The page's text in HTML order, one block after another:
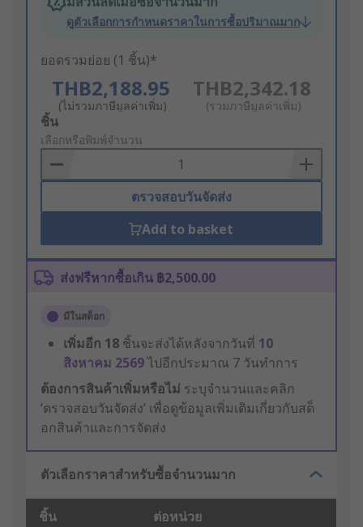
ดูตัวเลือกการกำหนดราคาในการซื้อปริมาณมาก
ยอดรวมย่อย (1 ชิ้น)*
THB2,188.95
(ไม่รวมภาษีมูลค่าเพิ่ม)
THB2,342.18
(รวมภาษีมูลค่าเพิ่ม)
Add
to
Basket
ชิ้น
เลือกหรือพิมพ์จำนวน
ตรวจสอบวันจัดส่ง
Add to basket
ส่งฟรีหากซื้อเกิน ฿2,500.00
มีในสต็อก
เพิ่มอีก 18 ชิ้นจะส่งได้หลังจากวันที่ 10
สิงหาคม 2569ไปอีกประมาณ 7 วันทำการ
ต้องการสินค้าเพิ่มหรือไม่ ระบุจำนวนและคลิก
‘ตรวจสอบวันจัดส่ง’ เพื่อดูข้อมูลเพิ่มเติมเกี่ยวกับสต็
อกสินค้าและการจัดส่ง
ตัวเลือกราคาสำหรับซื้อจำนวนมาก
ชิ้น ต่อหน่วย